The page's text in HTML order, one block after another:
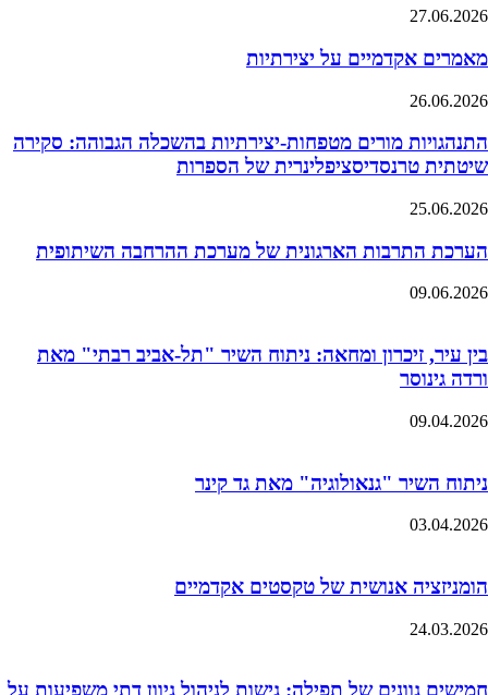
27.06.2026
מאמרים אקדמיים על יצירתיות
26.06.2026
התנהגויות מורים מטפחות-יצירתיות בהשכלה הגבוהה: סקירה
שיטתית טרנסדיסציפלינרית של הספרות
25.06.2026
הערכת התרבות הארגונית של מערכת ההרחבה השיתופית
09.06.2026
בין עיר, זיכרון ומחאה: ניתוח השיר "תל-אביב רבתי" מאת
ורדה גינוסר
09.04.2026
ניתוח השיר "גנאולוגיה" מאת גד קינר
03.04.2026
הומניזציה אנושית של טקסטים אקדמיים
24.03.2026